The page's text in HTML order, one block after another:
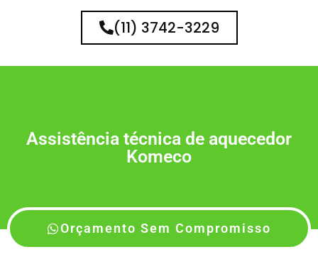
(11) 3742-3229
Assistência técnica de aquecedor
Komeco
Orçamento Sem Compromisso